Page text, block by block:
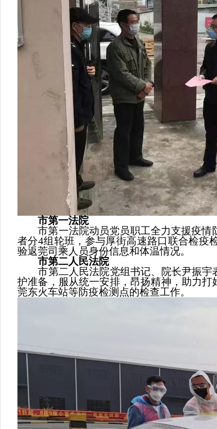
市第一法院
市第一法院动员党员职工全力支援疫情
者分4组轮班，参与厚街高速路口联合检疫
验返莞司乘人员身份信息和体温情况。
市第二人民法院
市第二人民法院党组书记、院长尹振宇
护准备，服从统一安排，昂扬精神，助力
莞东火车站等防疫检测点的检查工作。